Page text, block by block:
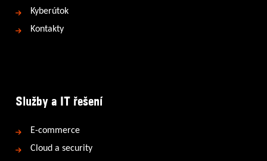
Kyberútok
Kontakty
Služby a IT řešení
E-commerce
Cloud a security